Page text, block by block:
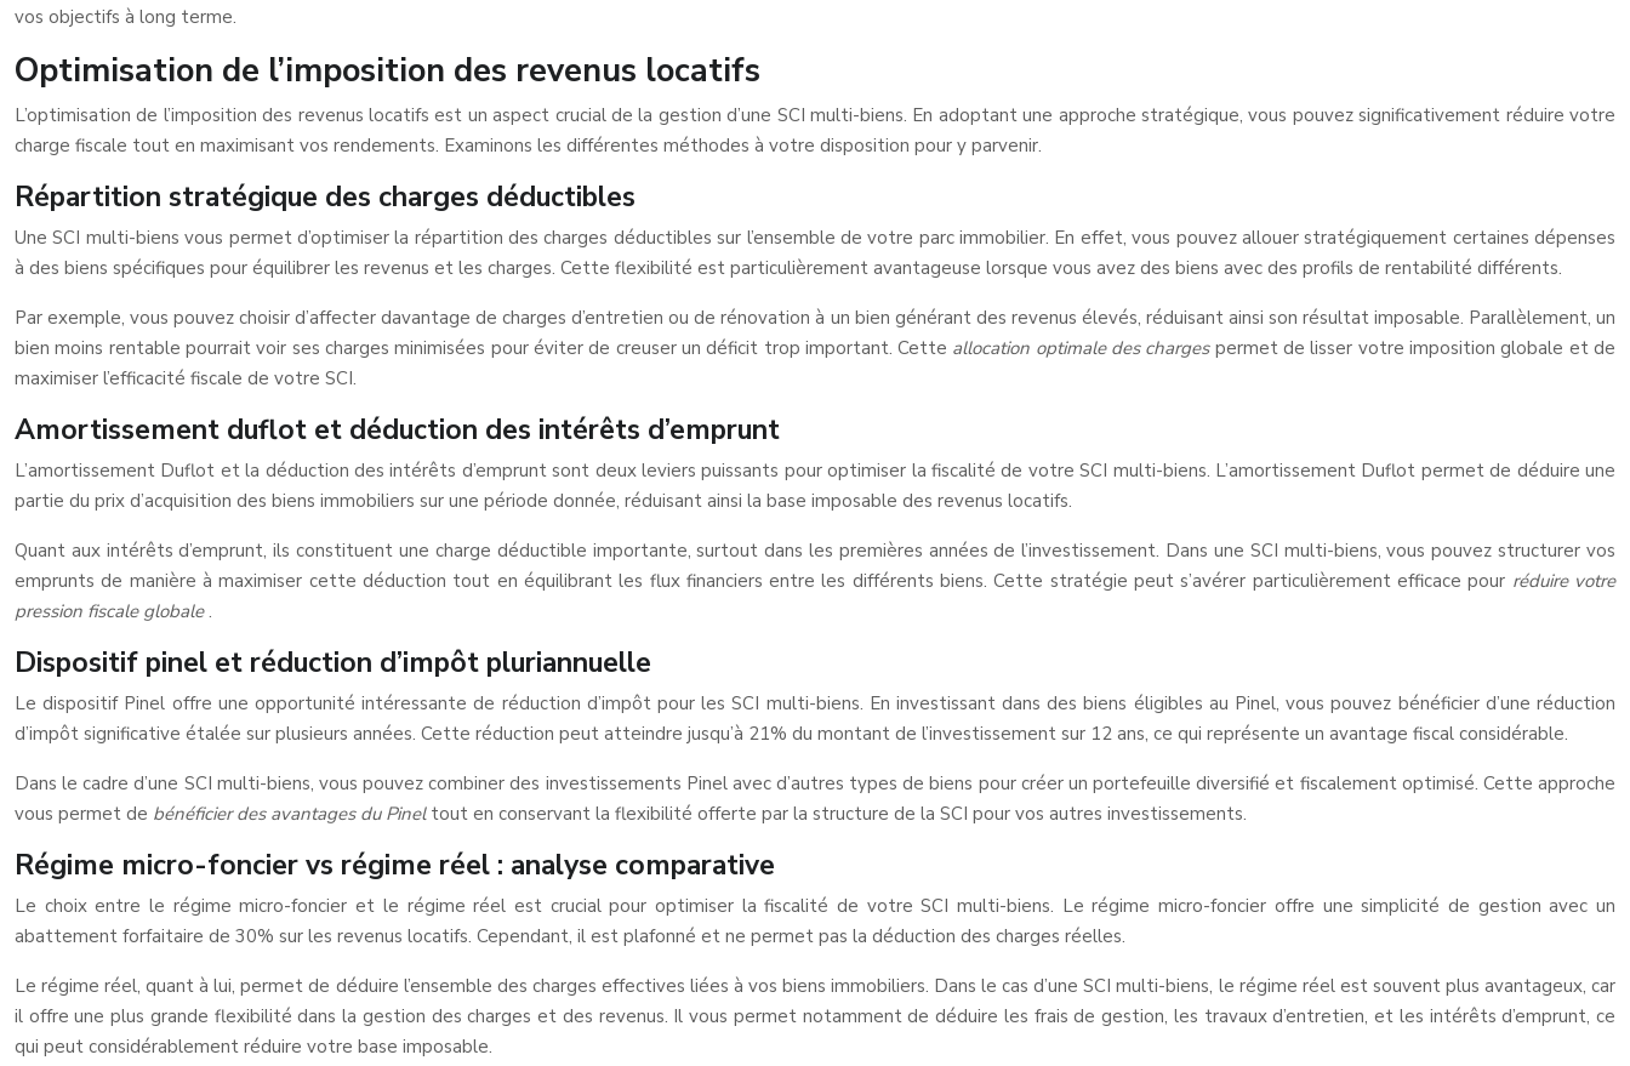
vos objectifs à long terme.
Optimisation de l’imposition des revenus locatifs
L’optimisation de l’imposition des revenus locatifs est un aspect crucial de la gestion d’une SCI multi-biens. En adoptant une approche stratégique, vous pouvez significativement réduire votre
charge fiscale tout en maximisant vos rendements. Examinons les différentes méthodes à votre disposition pour y parvenir.
Répartition stratégique des charges déductibles
Une SCI multi-biens vous permet d’optimiser la répartition des charges déductibles sur l’ensemble de votre parc immobilier. En effet, vous pouvez allouer stratégiquement certaines dépenses
à des biens spécifiques pour équilibrer les revenus et les charges. Cette flexibilité est particulièrement avantageuse lorsque vous avez des biens avec des profils de rentabilité différents.
Par exemple, vous pouvez choisir d’affecter davantage de charges d’entretien ou de rénovation à un bien générant des revenus élevés, réduisant ainsi son résultat imposable. Parallèlement, un
bien moins rentable pourrait voir ses charges minimisées pour éviter de creuser un déficit trop important. Cette allocation optimale des charges permet de lisser votre imposition globale et de
maximiser l’efficacité fiscale de votre SCI.
Amortissement duflot et déduction des intérêts d’emprunt
L’amortissement Duflot et la déduction des intérêts d’emprunt sont deux leviers puissants pour optimiser la fiscalité de votre SCI multi-biens. L’amortissement Duflot permet de déduire une
partie du prix d’acquisition des biens immobiliers sur une période donnée, réduisant ainsi la base imposable des revenus locatifs.
Quant aux intérêts d’emprunt, ils constituent une charge déductible importante, surtout dans les premières années de l’investissement. Dans une SCI multi-biens, vous pouvez structurer vos
emprunts de manière à maximiser cette déduction tout en équilibrant les flux financiers entre les différents biens. Cette stratégie peut s’avérer particulièrement efficace pour réduire votre
pression fiscale globale.
Dispositif pinel et réduction d’impôt pluriannuelle
Le dispositif Pinel offre une opportunité intéressante de réduction d’impôt pour les SCI multi-biens. En investissant dans des biens éligibles au Pinel, vous pouvez bénéficier d’une réduction
d’impôt significative étalée sur plusieurs années. Cette réduction peut atteindre jusqu’à 21% du montant de l’investissement sur 12 ans, ce qui représente un avantage fiscal considérable.
Dans le cadre d’une SCI multi-biens, vous pouvez combiner des investissements Pinel avec d’autres types de biens pour créer un portefeuille diversifié et fiscalement optimisé. Cette approche
vous permet de bénéficier des avantages du Pinel tout en conservant la flexibilité offerte par la structure de la SCI pour vos autres investissements.
Régime micro-foncier vs régime réel : analyse comparative
Le choix entre le régime micro-foncier et le régime réel est crucial pour optimiser la fiscalité de votre SCI multi-biens. Le régime micro-foncier offre une simplicité de gestion avec un
abattement forfaitaire de 30% sur les revenus locatifs. Cependant, il est plafonné et ne permet pas la déduction des charges réelles.
Le régime réel, quant à lui, permet de déduire l’ensemble des charges effectives liées à vos biens immobiliers. Dans le cas d’une SCI multi-biens, le régime réel est souvent plus avantageux, car
il offre une plus grande flexibilité dans la gestion des charges et des revenus. Il vous permet notamment de déduire les frais de gestion, les travaux d’entretien, et les intérêts d’emprunt, ce
qui peut considérablement réduire votre base imposable.